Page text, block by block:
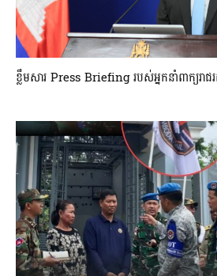
ខ្លឹមសារ Press Briefing របស់អ្នកនាំពាក្យរាជ